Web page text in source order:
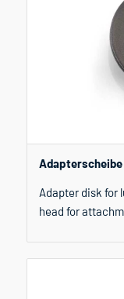
Adapter disk for
head for